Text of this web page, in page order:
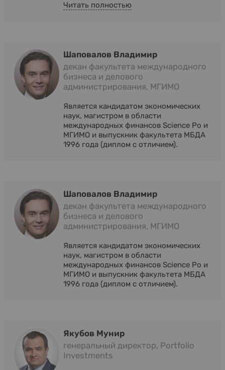
Читать полностью
Шаповалов Владимир
декан факультета международного
бизнеса и делового
администрирования, МГИМО
Является кандидатом экономических
наук, магистром в области
международных финансов Science Po и
МГИМО и выпускник факультета МБДА
1996 года (диплом с отличием).
Шаповалов Владимир
декан факультета международного
бизнеса и делового
администрирования, МГИМО
Является кандидатом экономических
наук, магистром в области
международных финансов Science Po и
МГИМО и выпускник факультета МБДА
1996 года (диплом с отличием).
Якубов Мунир
генеральный директор, Portfolio
Investments